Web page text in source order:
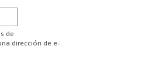
de
dirección de e-